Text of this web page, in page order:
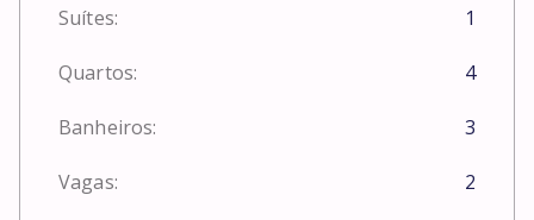
Suítes: 1
Quartos: 4
Banheiros: 3
Vagas: 2